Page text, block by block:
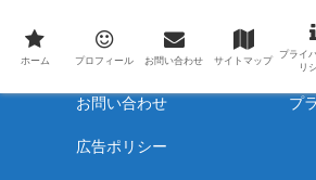
最新アニメのあらすじと感想をネタバレ有り
ホーム
お問い合わせ プ
広告ポリシー
ホーム プロフィール お問い合わせ サイトマップ
プライ
リ